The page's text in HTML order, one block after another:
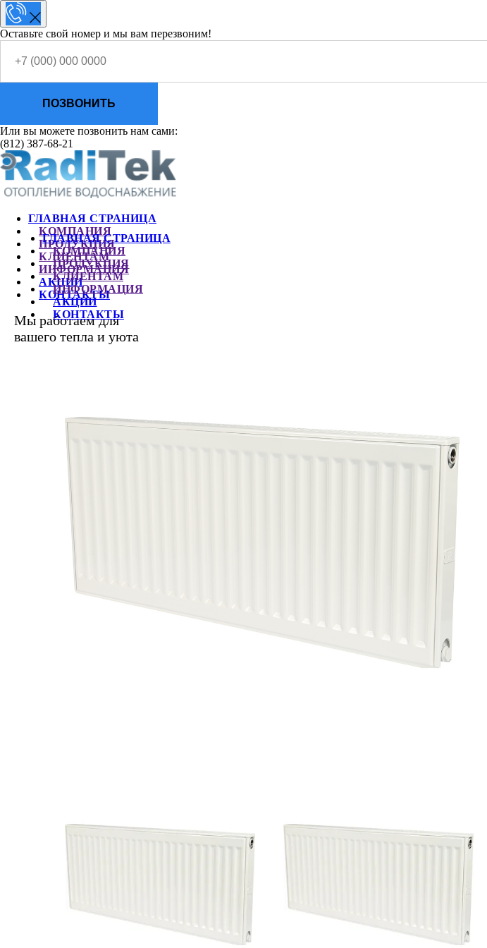
Оставьте свой номер и мы вам перезвоним!
ПОЗВОНИТЬ
Или вы можете позвонить нам сами:
(812) 387-68-21
ГЛАВНАЯ СТРАНИЦА
КОМПАНИЯ
ПРОДУКЦИЯ
КЛИЕНТАМ
ИНФОРМАЦИЯ
АКЦИИ
КОНТАКТЫ
Мы работаем для
вашего тепла и уюта
ГЛАВНАЯ СТРАНИЦА
КОМПАНИЯ
ПРОДУКЦИЯ
КЛИЕНТАМ
ИНФОРМАЦИЯ
АКЦИИ
КОНТАКТЫ